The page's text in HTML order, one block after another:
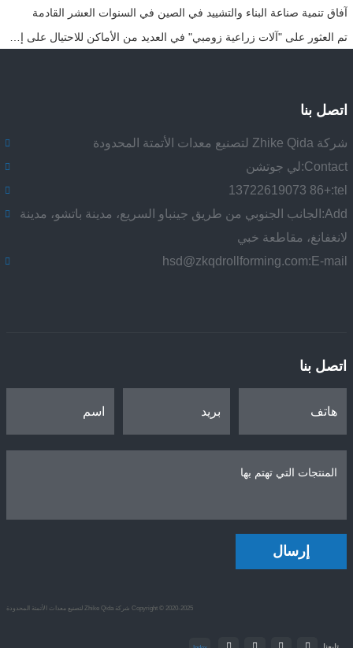
آفاق تنمية صناعة البناء والتشييد في الصين في السنوات العشر القادمة
اتصل بنا
شركة Zhike Qida لتصنيع معدات الأتمتة المحدودة
Contact: لي جوتشن
tel:
+86 13722619073
Add:
الجانب الجنوبي من طريق جينباو السريع، مدينة باتشو، مدينة
لانغفانغ، مقاطعة خبي
E-mail:
hsd@zkqdrollforming.com
اتصل بنا
إرسال
Copyright © 2020-2025 شركة Zhike Qida لتصنيع معدات الأتمتة المحدودة